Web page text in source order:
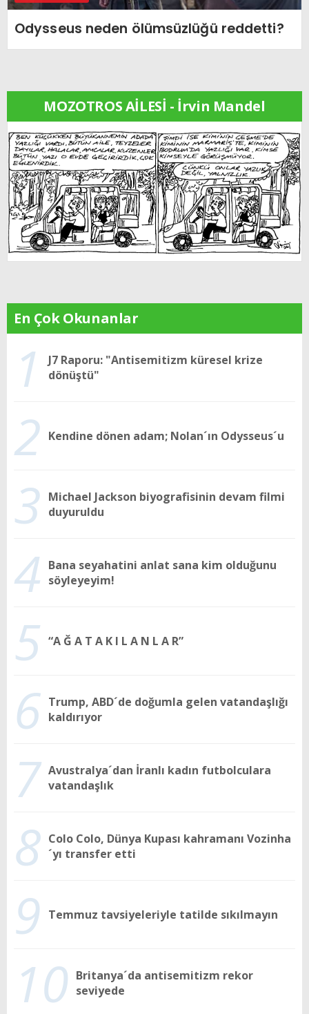
Odysseus neden ölümsüzlüğü reddetti?
MOZOTROS AİLESİ - İrvin Mandel
En Çok Okunanlar
1
J7 Raporu: "Antisemitizm küresel krize
dönüştü"
2 Kendine dönen adam; Nolan´ın Odysseus´u
3 Michael Jackson biyografisinin devam filmi
duyuruldu
4 Bana seyahatini anlat sana kim olduğunu
söyleyeyim!
5 “A Ğ A T A K I L A N L A R”
6 Trump, ABD´de doğumla gelen vatandaşlığı
kaldırıyor
7 Avustralya´dan İranlı kadın futbolculara
vatandaşlık
8 Colo Colo, Dünya Kupası kahramanı Vozinha
´yı transfer etti
9 Temmuz tavsiyeleriyle tatilde sıkılmayın
10 Britanya´da antisemitizm rekor
seviyede